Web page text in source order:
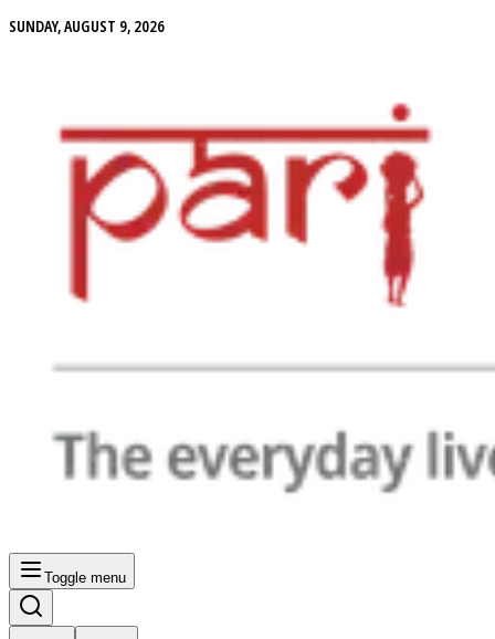
SUNDAY, AUGUST 9, 2026
Toggle menu